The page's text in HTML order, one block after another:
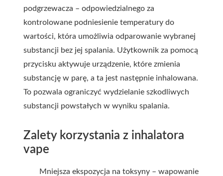
podgrzewacza – odpowiedzialnego za
kontrolowane podniesienie temperatury do
wartości, która umożliwia odparowanie wybranej
substancji bez jej spalania. Użytkownik za pomocą
przycisku aktywuje urządzenie, które zmienia
substancję w parę, a ta jest następnie inhalowana.
To pozwala ograniczyć wydzielanie szkodliwych
substancji powstałych w wyniku spalania.
Zalety korzystania z inhalatora
vape
Mniejsza ekspozycja na toksyny – wapowanie